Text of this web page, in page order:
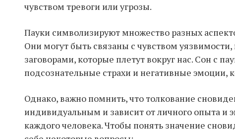
чувством тревоги или угрозы.
Пауки символизируют множество разных
Они могут быть связаны с чувством
заговорами, которые плетут вокруг нас. Сон с
подсознательные страхи и негативные эмоции,
Однако, важно помнить, что толкование
индивидуальным и зависит от личного опыта и
каждого человека. Чтобы понять значение